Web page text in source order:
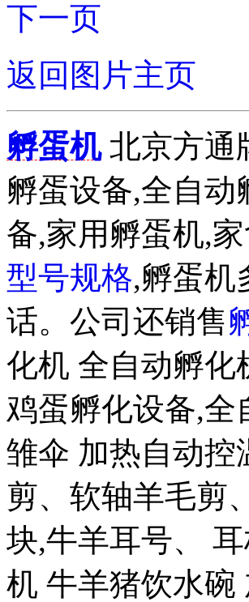
下一页
返回图片主页
孵蛋机北京方通
孵蛋设备,全自动
备,家用孵蛋机,
型号规格,孵蛋机
话。公司还销售
化机 全自动孵化
鸡蛋孵化设备,全
雏伞 加热自动控
剪、软轴羊毛剪
块,牛羊耳号、
机 牛羊猪饮水碗